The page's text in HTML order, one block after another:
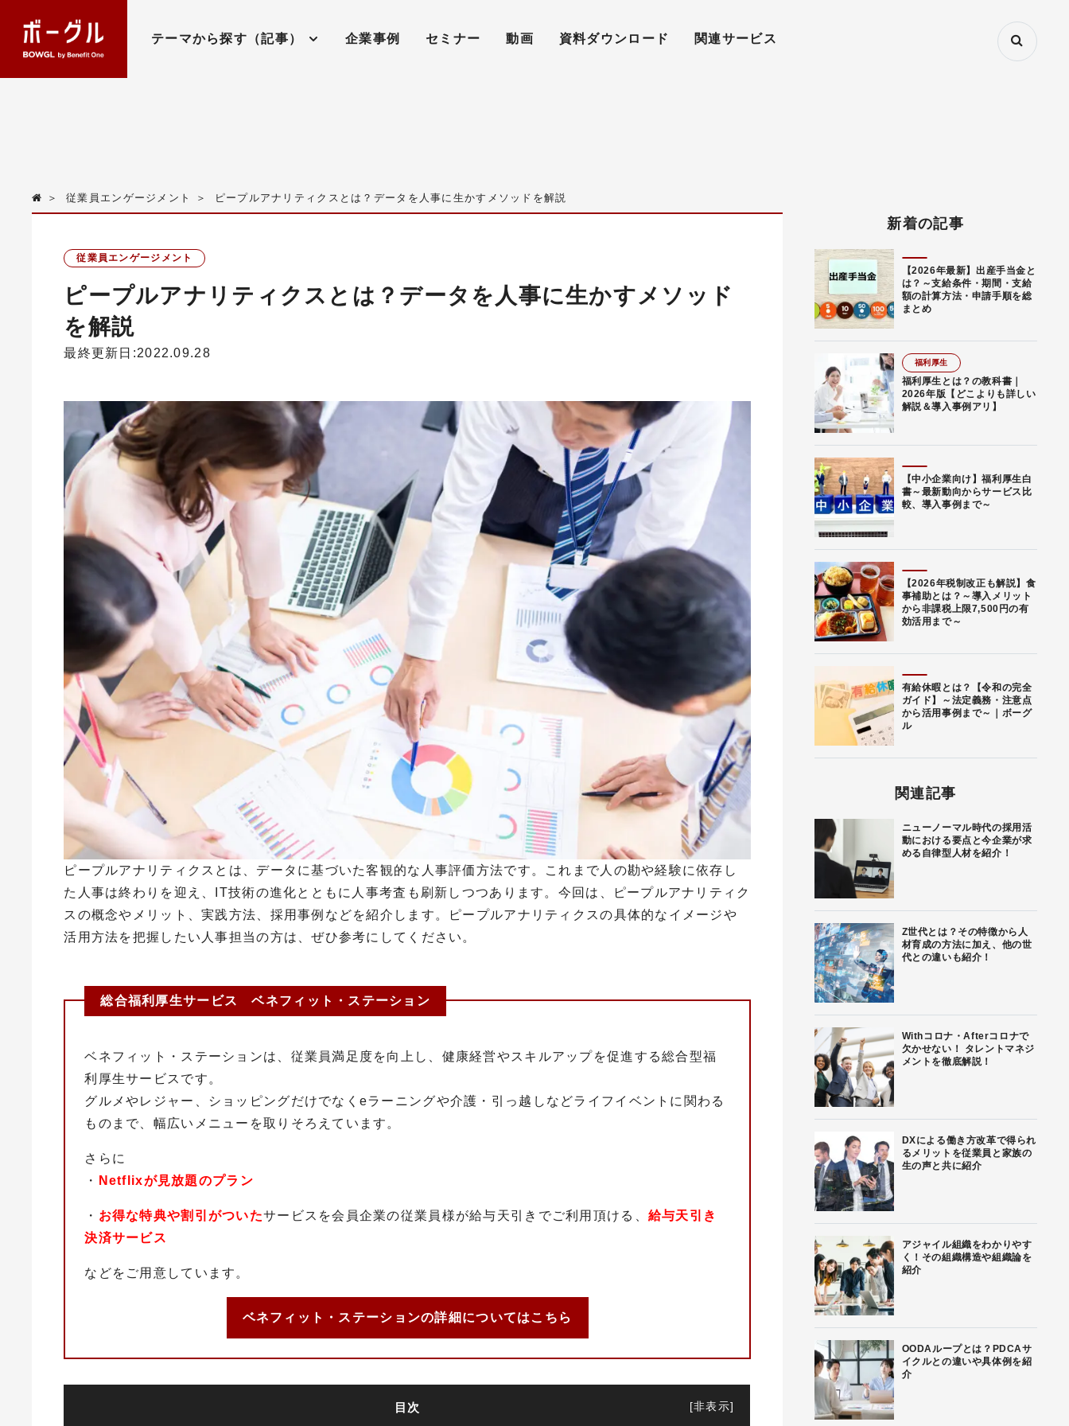
テーマから探す（記事） 企業事例 セミナー 動画 資料ダウンロード 関連サービス
＞ 従業員エンゲージメント ＞ ピープルアナリティクスとは？データを人事に生かすメソッドを解説
従業員エンゲージメント
ピープルアナリティクスとは？データを人事に生かすメソッド
を解説
最終更新日:2022.09.28
ピープルアナリティクスとは、データに基づいた客観的な人事評価方法です。これまで人の勘や経験に依存し
た人事は終わりを迎え、
IT技術の進化とともに人事考査も刷新しつつあります。今回は、ピープルアナリティク
スの概念やメリット、実践方法、採用事例などを紹介します。ピープルアナリティクスの具体的なイメージや
活用方法を把握したい人事担当の方は、ぜひ参考にしてください。
総合福利厚生サービス ベネフィット・ステーション
ベネフィット・ステーションは、従業員満足度を向上し、健康経営やスキルアップを促進する総合型福
利厚生サービスです。
グルメやレジャー、ショッピングだけでなくeラーニングや介護・引っ越しなどライフイベントに関わる
ものまで、幅広いメニューを取りそろえています。
さらに
・
Netflixが見放題のプラン
・ お得な特典や割引がついたサービスを会員企業の従業員様が給与天引きでご利用頂ける、 給与天引き
決済サービス
などをご用意しています。
ベネフィット・ステーションの詳細についてはこちら
目次 [非表示]
新着の記事
【2026年最新】出産手当金と
は？～支給条件・期間・支給
額の計算方法・申請手順を総
まとめ
福利厚生
福利厚生とは？の教科書｜
2026年版【どこよりも詳しい
解説＆導入事例アリ】
【中小企業向け】福利厚生白
書～最新動向からサービス比
較、導入事例まで～
【2026年税制改正も解説】食
事補助とは？～導入メリット
から非課税上限7,500円の有
効活用まで～
有給休暇とは？【令和の完全
ガイド】～法定義務・注意点
から活用事例まで～｜ボーグ
ル
関連記事
ニューノーマル時代の採用活
動における要点と今企業が求
める自律型人材を紹介！
Z世代とは？その特徴から人
材育成の方法に加え、他の世
代との違いも紹介！
Withコロナ・Afterコロナで
欠かせない！ タレントマネジ
メントを徹底解説！
DXによる働き方改革で得られ
るメリットを従業員と家族の
生の声と共に紹介
アジャイル組織をわかりやす
く！その組織構造や組織論を
紹介
OODAループとは？PDCAサ
イクルとの違いや具体例を紹
介